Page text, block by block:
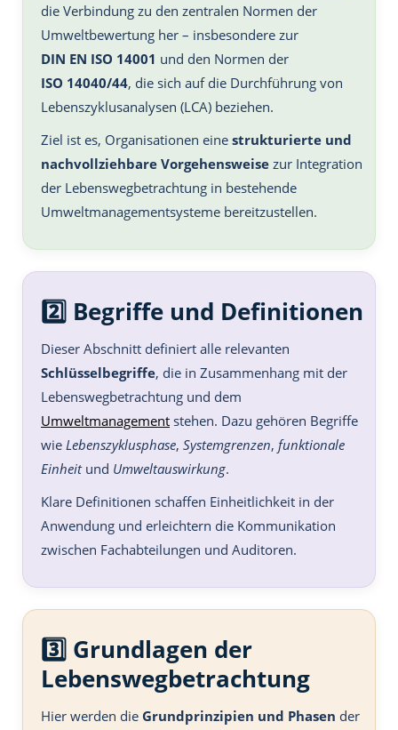
die Verbindung zu den zentralen Normen der
Umweltbewertung her – insbesondere zur
DIN EN ISO 14001 und den Normen der
ISO 14040/44, die sich auf die Durchführung von
Lebenszyklusanalysen (LCA) beziehen.
Ziel ist es, Organisationen eine strukturierte und
nachvollziehbare Vorgehensweise zur Integration
der Lebenswegbetrachtung in bestehende
Umweltmanagementsysteme bereitzustellen.
2️⃣ Begriffe und Definitionen
Dieser Abschnitt definiert alle relevanten
Schlüsselbegriffe, die in Zusammenhang mit der
Lebenswegbetrachtung und dem
Umweltmanagement stehen. Dazu gehören Begriffe
wie Lebenszyklusphase, Systemgrenzen, funktionale
Einheitund Umweltauswirkung.
Klare Definitionen schaffen Einheitlichkeit in der
Anwendung und erleichtern die Kommunikation
zwischen Fachabteilungen und Auditoren.
3️⃣ Grundlagen der
Lebenswegbetrachtung
Hier werden die Grundprinzipien und Phasen der